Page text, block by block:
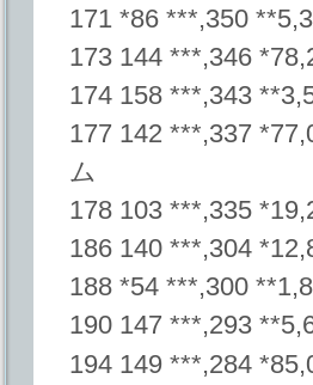
171 *86 ***,350
173 144 ***,346
174 158 ***,343
177 142 ***,337
ム
178 103 ***,335
186 140 ***,304
188 *54 ***,300
190 147 ***,293
194 149 ***,284